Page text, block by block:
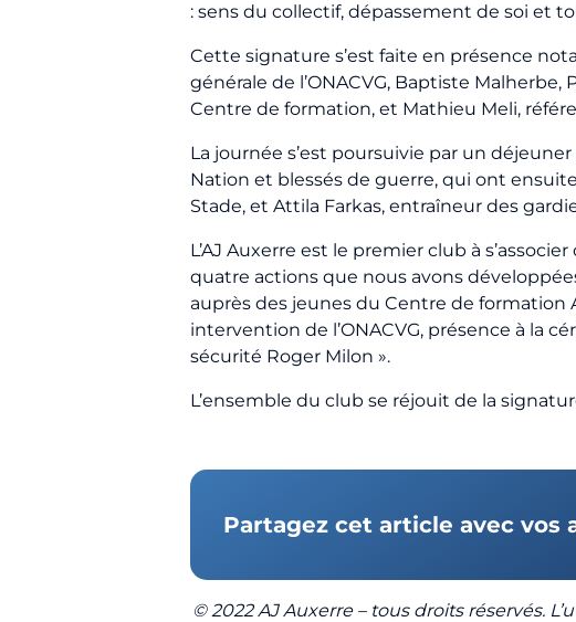
: sens du collectif, dépassement de soi et
Cette signature s’est faite en présence
générale de l’ONACVG, Baptiste
Centre de formation, et Mathieu Meli,
La journée s’est poursuivie par un
Nation et blessés de guerre, qui ont
Stade, et Attila Farkas, entraîneur des
L’AJ Auxerre est le premier club à
quatre actions que nous avons
auprès des jeunes du Centre de formation
intervention de l’ONACVG, présence à la
sécurité Roger Milon ».
L’ensemble du club se réjouit de la
Partagez cet article avec vos
© 2022 AJ Auxerre – tous droits réservés.